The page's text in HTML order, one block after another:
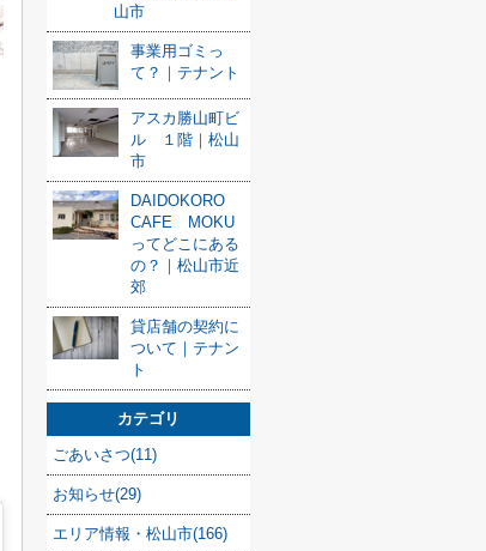
山市
事業用ゴミっ
て？｜テナント
アスカ勝山町ビ
ル １階｜松山
市
DAIDOKORO
CAFE MOKU
ってどこにある
の？｜松山市近
郊
貸店舗の契約に
ついて｜テナン
ト
カテゴリ
ごあいさつ(11)
お知らせ(29)
エリア情報・松山市(166)